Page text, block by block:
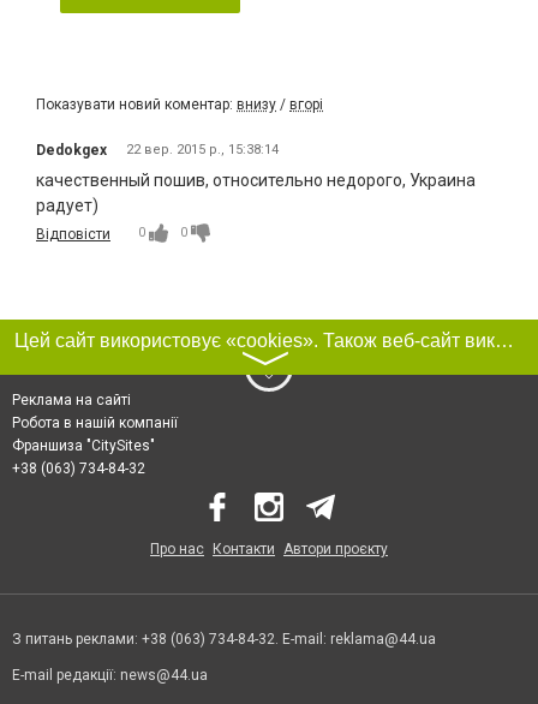
Показувати новий коментар: внизу / вгорі
Dedokgex 22 вер. 2015 р., 15:38:14
качественный пошив, относительно недорого, Украина
радует)
Відповісти 0 0
Цей сайт використовує «cookies». Також веб-сайт використовує інтернет-сервіс для збору технічних даних стосовно відвідувачів з метою отримання маркетингової та статистичної інформації. Умови обробки даних відвідувачів сайту див.
〉
Реклама на сайті
Робота в нашій компанії
Франшиза "CitySites"
+38 (063) 734-84-32
Про нас Контакти Автори проєкту
З питань реклами: +38 (063) 734-84-32. E-mail: reklama@44.ua
E-mail редакції: news@44.ua